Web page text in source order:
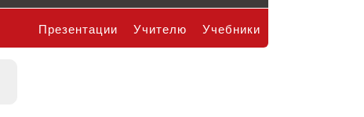
Учебники
Учителю
Презентации